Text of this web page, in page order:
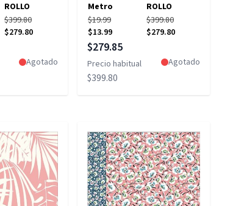
ROLLO
$399.80
$279.80
Agotado
Metro
ROLLO
$19.99
$13.99
$399.80
$279.80
Precio especial
$279.85
Precio habitual
$399.80
Agotado